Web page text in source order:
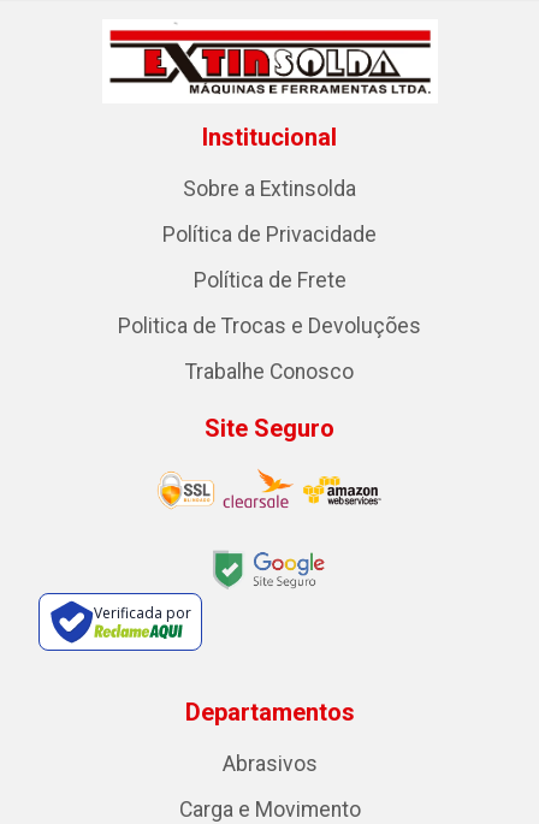
Institucional
Sobre a Extinsolda
Política de Privacidade
Política de Frete
Politica de Trocas e Devoluções
Trabalhe Conosco
Site Seguro
Verificada por
Departamentos
Abrasivos
Carga e Movimento